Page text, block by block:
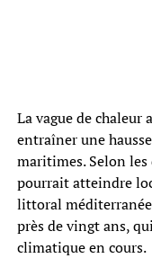
La vague de chaleur
entraîner une
maritimes. Selon
pourrait atteindre
littoral
près de vingt ans,
climatique en cours.